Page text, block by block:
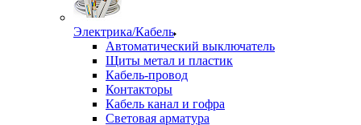
Электрика/Кабель
Автоматический выключатель
Щиты метал и пластик
Кабель-провод
Контакторы
Кабель канал и гофра
Световая арматура